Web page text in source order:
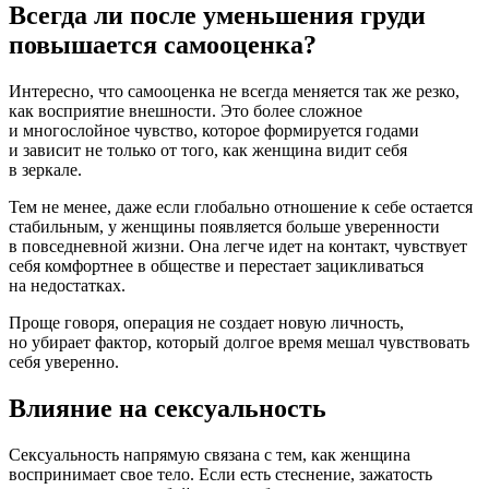
Всегда ли после уменьшения груди
повышается самооценка?
Интересно, что самооценка не всегда меняется так же резко,
как восприятие внешности. Это более сложное
и многослойное чувство, которое формируется годами
и зависит не только от того, как женщина видит себя
в зеркале.
Тем не менее, даже если глобально отношение к себе остается
стабильным, у женщины появляется больше уверенности
в повседневной жизни. Она легче идет на контакт, чувствует
себя комфортнее в обществе и перестает зацикливаться
на недостатках.
Проще говоря, операция не создает новую личность,
но убирает фактор, который долгое время мешал чувствовать
себя уверенно.
Влияние на сексуальность
Сексуальность напрямую связана с тем, как женщина
воспринимает свое тело. Если есть стеснение, зажатость